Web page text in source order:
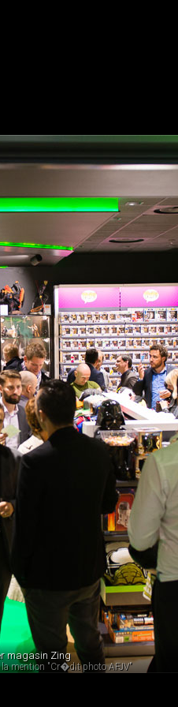
magasin Zing
mention "Cr�dit photo AFJV"